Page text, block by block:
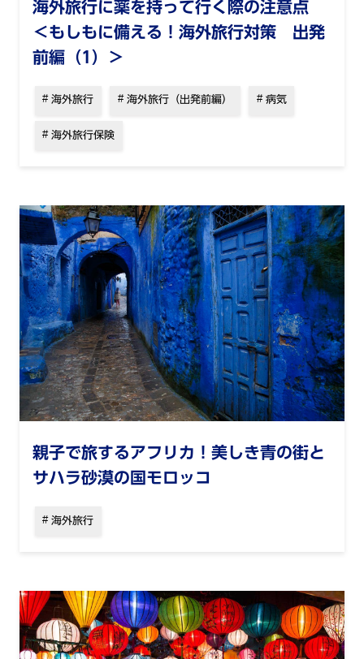
海外旅行に薬を持って行く際の注意点
＜もしもに備える！海外旅行対策 出発
前編（1）＞
海外旅行 海外旅行（出発前編） 病気
海外旅行保険
親子で旅するアフリカ！美しき青の街と
サハラ砂漠の国モロッコ
海外旅行